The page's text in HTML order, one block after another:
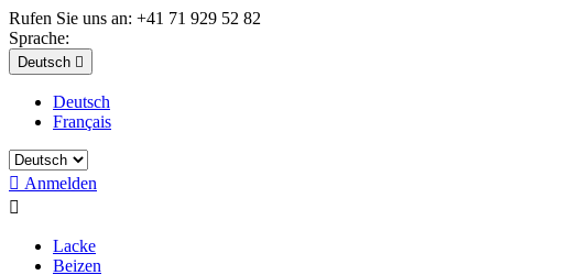
Rufen Sie uns an: +41 71 929 52 82
Sprache:
Deutsch 
Deutsch
Français
 Anmelden

Lacke
Beizen